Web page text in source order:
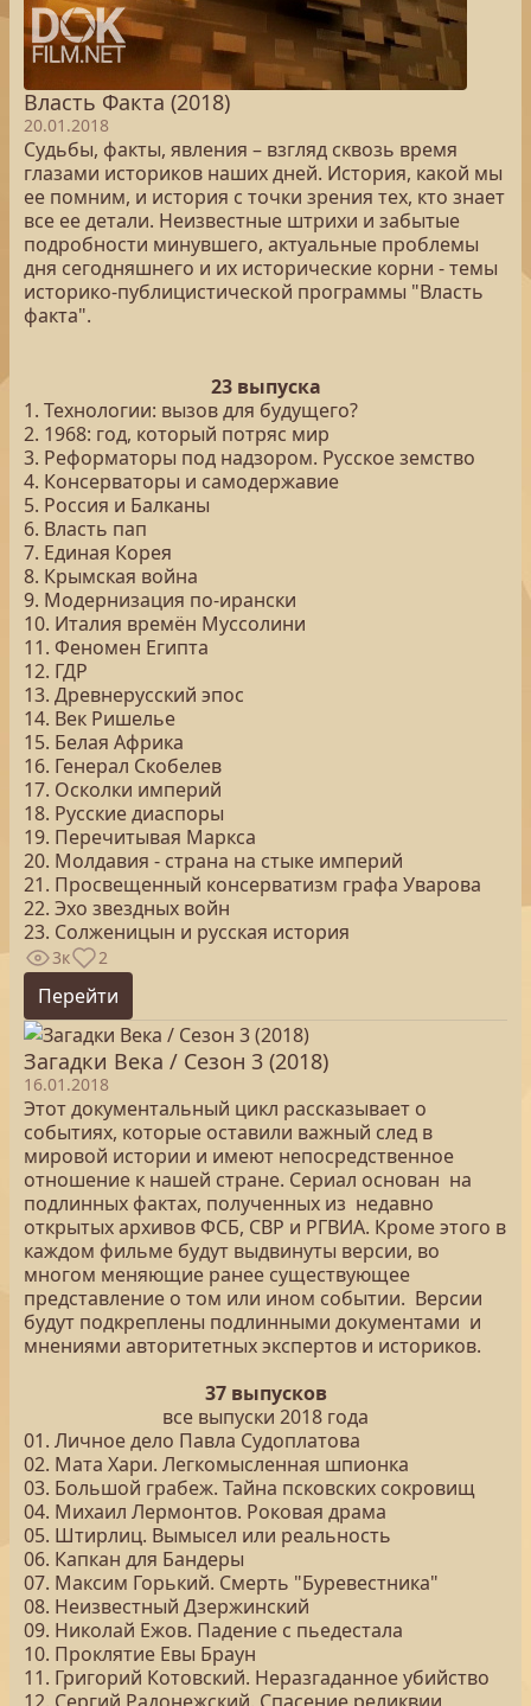
Власть Факта (2018)
20.01.2018
Судьбы, факты, явления – взгляд сквозь время
глазами историков наших дней. История, какой мы
ее помним, и история с точки зрения тех, кто знает
все ее детали. Неизвестные штрихи и забытые
подробности минувшего, актуальные проблемы
дня сегодняшнего и их исторические корни - темы
историко-публицистической программы "Власть
факта".
23 выпуска
1. Технологии: вызов для будущего?
2. 1968: год, который потряс мир
3. Реформаторы под надзором. Русское земство
4. Консерваторы и самодержавие
5. Россия и Балканы
6. Власть пап
7. Единая Корея
8. Крымская война
9. Модернизация по-ирански
10. Италия времён Муссолини
11. Феномен Египта
12. ГДР
13. Древнерусский эпос
14. Век Ришелье
15. Белая Африка
16. Генерал Скобелев
17. Осколки империй
18. Русские диаспоры
19. Перечитывая Маркса
20. Молдавия - страна на стыке империй
21. Просвещенный консерватизм графа Уварова
22. Эхо звездных войн
23. Солженицын и русская история
3к 2
Перейти
Загадки Века / Сезон 3 (2018)
16.01.2018
Этот документальный цикл рассказывает о
событиях, которые оставили важный след в
мировой истории и имеют непосредственное
отношение к нашей стране. Сериал основан на
подлинных фактах, полученных из недавно
открытых архивов ФСБ, СВР и РГВИА. Кроме этого в
каждом фильме будут выдвинуты версии, во
многом меняющие ранее существующее
представление о том или ином событии. Версии
будут подкреплены подлинными документами и
мнениями авторитетных экспертов и историков.
37 выпусков
все выпуски 2018 года
01. Личное дело Павла Судоплатова
02. Мата Хари. Легкомысленная шпионка
03. Большой грабеж. Тайна псковских сокровищ
04. Михаил Лермонтов. Роковая драма
05. Штирлиц. Вымысел или реальность
06. Капкан для Бандеры
07. Максим Горький. Смерть "Буревестника"
08. Неизвестный Дзержинский
09. Николай Ежов. Падение с пьедестала
10. Проклятие Евы Браун
11. Григорий Котовский. Неразгаданное убийство